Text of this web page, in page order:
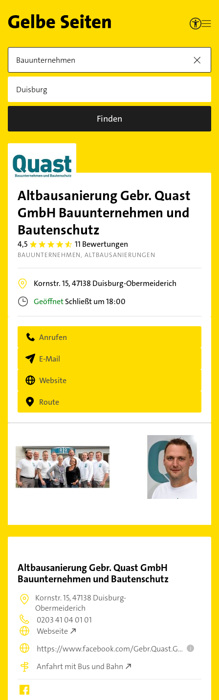
Finden
Altbausanierung Gebr. Quast
GmbH Bauunternehmen und
Bautenschutz
4,5 4.5 11 Bewertungen
BAUUNTERNEHMEN ALTBAUSANIERUNGEN
Kornstr. 15,47138 Duisburg-Obermeiderich
GeöffnetSchließt um 18:00
Anrufen
E-Mail
Website
Route
Altbausanierung Gebr. Quast GmbH
Bauunternehmen und Bautenschutz
Kornstr. 15,47138 Duisburg-
Obermeiderich
0203 41 04 01 01
Webseite
https://www.facebook.com/Gebr.Quast.GmbH
i
Anfahrt mit Bus und Bahn